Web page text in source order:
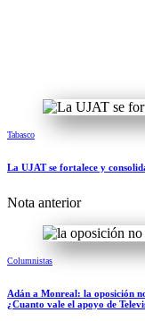
Tabasco
La UJAT se fortalece y
Nota anterior
Columnistas
Adán a Monreal: la oposición
¿Cuanto vale el apoyo de